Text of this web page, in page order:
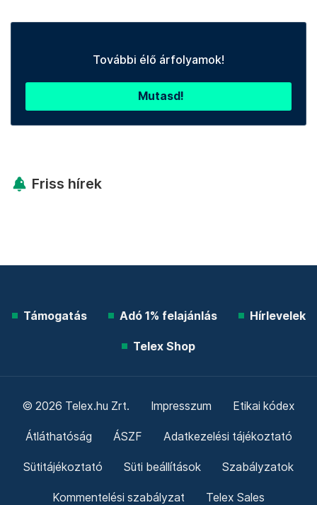
További élő árfolyamok!
Mutasd!
Friss hírek
Támogatás Adó 1% felajánlás Hírlevelek
Telex Shop
© 2026 Telex.hu Zrt. Impresszum Etikai kódex
Átláthatóság ÁSZF Adatkezelési tájékoztató
Sütitájékoztató Süti beállítások Szabályzatok
Kommentelési szabályzat Telex Sales